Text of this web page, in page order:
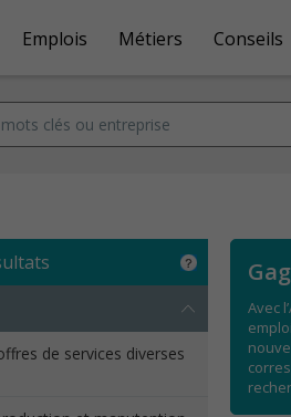
Emplois Métiers Conseils
de services diverses
Avec